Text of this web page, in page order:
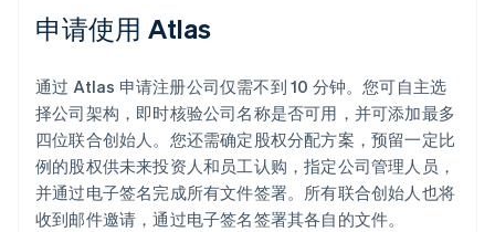
申请使用 Atlas
通过 Atlas 申请注册公司仅需不到 10 分钟。您可自主选
择公司架构，即时核验公司名称是否可用，并可添加最多
四位联合创始人。您还需确定股权分配方案，预留一定比
例的股权供未来投资人和员工认购，指定公司管理人员，
并通过电子签名完成所有文件签署。所有联合创始人也将
收到邮件邀请，通过电子签名签署其各自的文件。